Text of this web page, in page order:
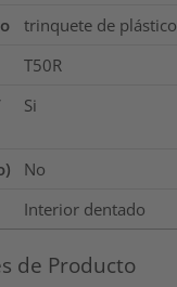
trinquete de plástico
T50R
Si
No
Interior dentado
de Producto